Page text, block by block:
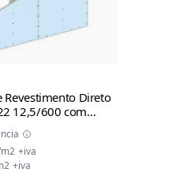
Imagem do Produto
Revestimento Direto
12,5/600 com
80 Z1
m2 +iva
+iva